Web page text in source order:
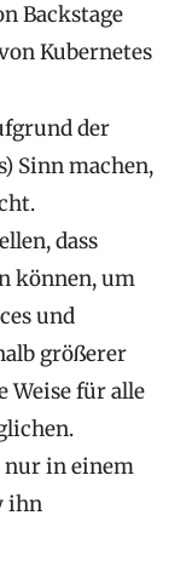
Backstage
Kubernetes
der
Sinn machen,
dass
können, um
und
größerer
Weise für alle
nur in einem
ihn